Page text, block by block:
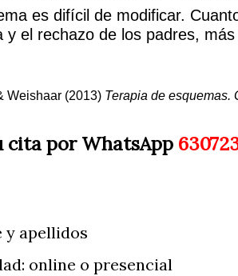
es difícil de modificar.
y el rechazo de los padres,
Weishaar (2013) Terapia de esquemas.
cita por WhatsApp
y apellidos
online o presencial